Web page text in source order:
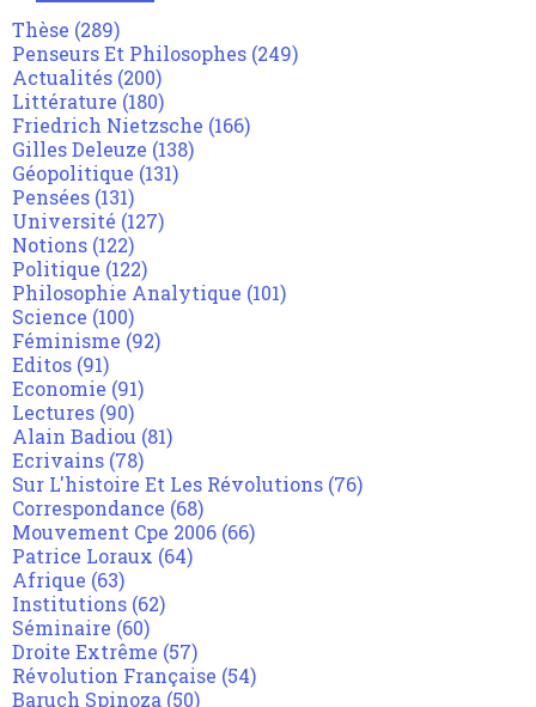
Thèse (289)
Penseurs Et Philosophes (249)
Actualités (200)
Littérature (180)
Friedrich Nietzsche (166)
Gilles Deleuze (138)
Géopolitique (131)
Pensées (131)
Université (127)
Notions (122)
Politique (122)
Philosophie Analytique (101)
Science (100)
Féminisme (92)
Editos (91)
Economie (91)
Lectures (90)
Alain Badiou (81)
Ecrivains (78)
Sur L'histoire Et Les Révolutions (76)
Correspondance (68)
Mouvement Cpe 2006 (66)
Patrice Loraux (64)
Afrique (63)
Institutions (62)
Séminaire (60)
Droite Extrême (57)
Révolution Française (54)
Baruch Spinoza (50)